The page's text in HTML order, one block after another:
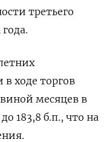
третьего
ходе торгов
месяцев в
183,8 б.п., что на